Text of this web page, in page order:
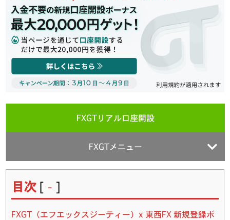
FXGTリアル口座開設
FXGTメニュー
目次 [ - ]
FXGT（エフエックスジーティー）x 東西FX 新規登録ボ